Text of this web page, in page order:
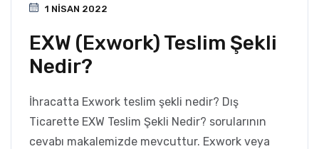
1 NISAN 2022
EXW (Exwork) Teslim Şekli
Nedir?
İhracatta Exwork teslim şekli nedir? Dış
Ticarette EXW Teslim Şekli Nedir? sorularının
cevabı makalemizde mevcuttur. Exwork veya